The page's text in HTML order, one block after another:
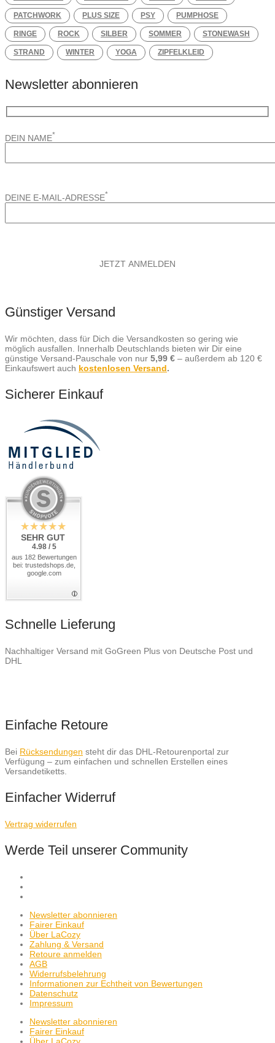
PATCHWORK PLUS SIZE PSY PUMPHOSE
RINGE ROCK SILBER SOMMER STONEWASH
STRAND WINTER YOGA ZIPFELKLEID
Newsletter abonnieren
DEIN NAME*
DEINE E-MAIL-ADRESSE*
Günstiger Versand
Wir möchten, dass für Dich die Versandkosten so gering wie
möglich ausfallen. Innerhalb Deutschlands bieten wir Dir eine
günstige Versand-Pauschale von nur 5,99 € – außerdem ab 120 €
Einkaufswert auch kostenlosen Versand.
Sicherer Einkauf
SEHR GUT
4.98 / 5
aus 182 Bewertungen
bei: trustedshops.de,
google.com
Schnelle Lieferung
Nachhaltiger Versand mit GoGreen Plus von Deutsche Post und
DHL
Einfache Retoure
Bei Rücksendungen steht dir das DHL-Retourenportal zur
Verfügung – zum einfachen und schnellen Erstellen eines
Versandetiketts.
Einfacher Widerruf
Vertrag widerrufen
Werde Teil unserer Community
Newsletter abonnieren
Fairer Einkauf
Über LaCozy
Zahlung & Versand
Retoure anmelden
AGB
Widerrufsbelehrung
Informationen zur Echtheit von Bewertungen
Datenschutz
Impressum
Newsletter abonnieren
Fairer Einkauf